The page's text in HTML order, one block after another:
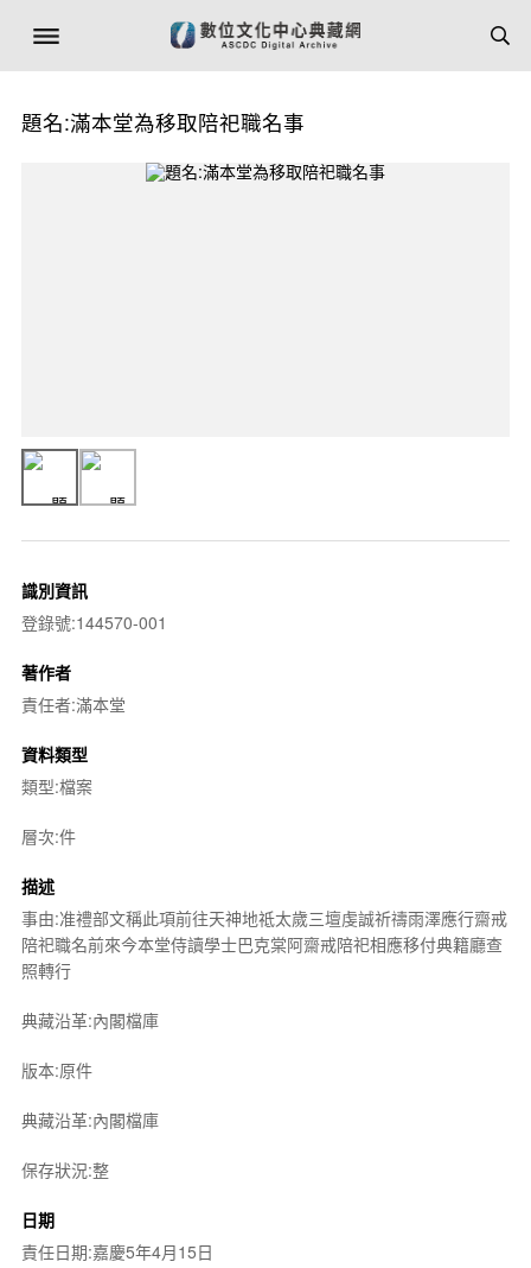
題名:滿本堂為移取陪祀職名事
識別資訊
登錄號:144570-001
著作者
責任者:滿本堂
資料類型
類型:檔案
層次:件
描述
事由:准禮部文稱此項前往天神地祗太歲三壇虔誠祈禱雨澤應行齋戒
陪祀職名前來今本堂侍讀學士巴克棠阿齋戒陪祀相應移付典籍廳查
照轉行
典藏沿革:內閣檔庫
版本:原件
典藏沿革:內閣檔庫
保存狀況:整
日期
責任日期:嘉慶5年4月15日